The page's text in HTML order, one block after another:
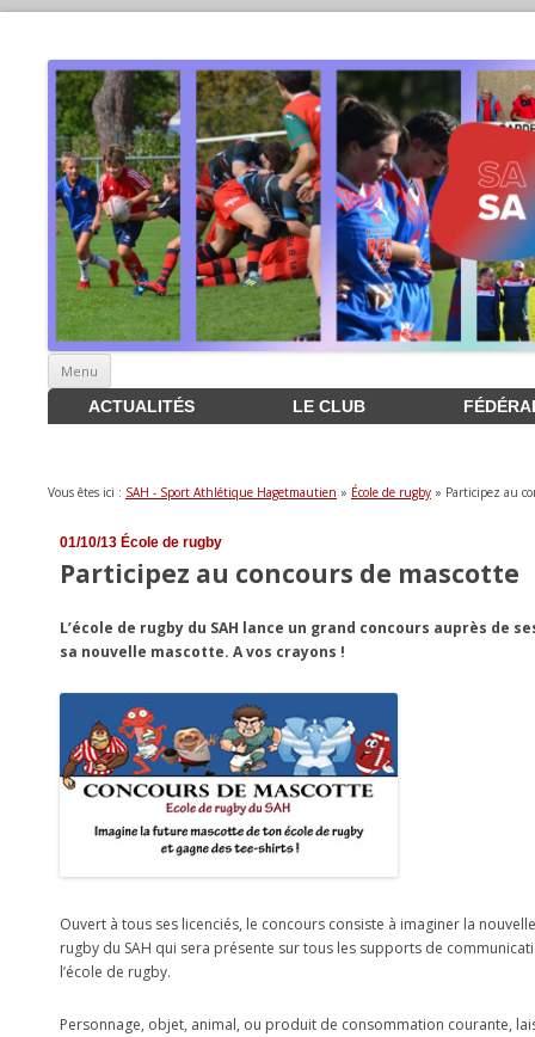
Menu
contenu
ACTUALITÉS LE CLUB
Vous êtes ici : SAH - Sport Athlétique Hagetmautien » École de rugby » Participez au
01/10/13 École de rugby
Participez au concours de mascotte
L’école de rugby du SAH lance un grand concours auprès de
sa nouvelle mascotte. A vos crayons !
Ouvert à tous ses licenciés, le concours consiste à imaginer la
rugby du SAH qui sera présente sur tous les supports de
l’école de rugby.
Personnage, objet, animal, ou produit de consommation courante,